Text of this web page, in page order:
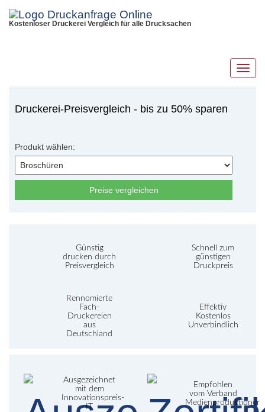
Kostenloser Druckerei Vergleich für alle Drucksachen
Druckerei-Preisvergleich - bis zu 50% sparen
Produkt wählen:
Preise vergleichen
Günstig
drucken durch
Preisvergleich
Schnell zum
günstigen
Druckpreis
Rennomierte
Fach-
Druckereien
aus
Deutschland
Effektiv
Kostenlos
Unverbindlich
Ausgezeichnet
mit dem
Innovationspreis-
IT
Empfohlen
vom Verband
Medienproduktioner